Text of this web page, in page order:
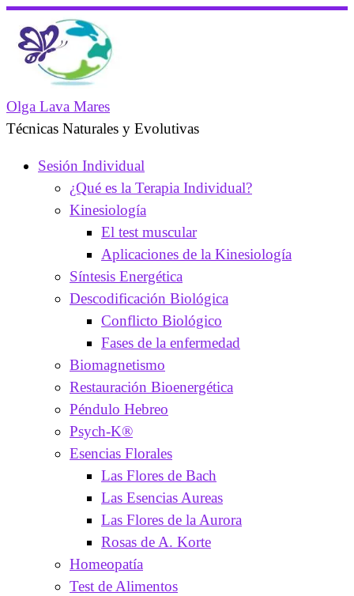
contenido
Olga Lava Mares
Técnicas Naturales y Evolutivas
Sesión Individual
¿Qué es la Terapia Individual?
Kinesiología
El test muscular
Aplicaciones de la Kinesiología
Síntesis Energética
Descodificación Biológica
Conflicto Biológico
Fases de la enfermedad
Biomagnetismo
Restauración Bioenergética
Péndulo Hebreo
Psych-K®
Esencias Florales
Las Flores de Bach
Las Esencias Aureas
Las Flores de la Aurora
Rosas de A. Korte
Homeopatía
Test de Alimentos